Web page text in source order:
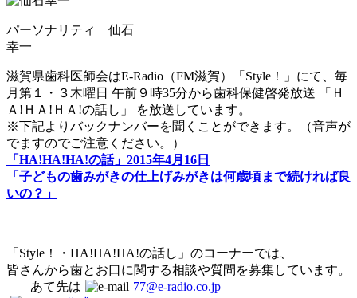
パーソナリティ 仙石
幸一
滋賀県歯科医師会はE-Radio（FM滋賀）「Style！」にて、毎
月第１・３木曜日 午前９時35分から歯科保健啓発放送 「Ｈ
Ａ!ＨＡ!ＨＡ!の話し」 を放送しています。
※下記よりバックナンバーを聞くことができます。（音声が
でますのでご注意ください。）
「HA!HA!HA!の話」2015年4月16日
「子どもの歯みがきの仕上げみがきは何歳頃まで続ければ良
いの？」
「Style！・HA!HA!HA!の話し」のコーナーでは、
皆さんから歯とお口に関する相談や質問を募集しています。
あて先は
77@e-radio.co.jp